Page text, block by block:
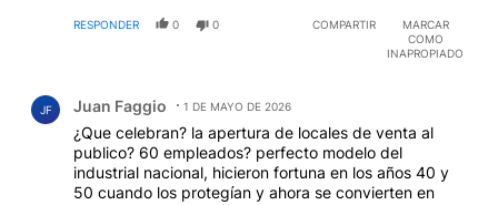
comercio electrónico que también se fabrican en
RESPONDER 0 0 COMPARTIR
MARCAR
COMO
INAPROPIADO
JF Juan Faggio 1 DE MAYO DE 2026
¿Que celebran? la apertura de locales de venta al
publico? 60 empleados? perfecto modelo del
industrial nacional, hicieron fortuna en los años 40 y
50 cuando los protegían y ahora se convierten en